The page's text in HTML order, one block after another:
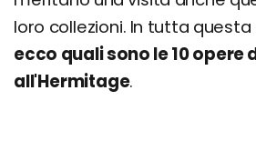
loro collezioni. In tutta
ecco quali sono le 10 opere
all'Hermitage.